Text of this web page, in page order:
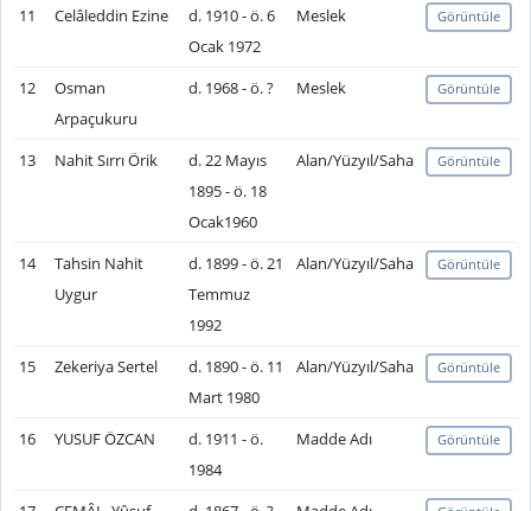
11 Celâleddin Ezine
d. 1910 - ö. 6
Ocak 1972
Meslek Görüntüle
12
Osman
Arpaçukuru
d. 1968 - ö. ? Meslek Görüntüle
13 Nahit Sırrı Örik
d. 22 Mayıs
1895 - ö. 18
Ocak1960
Alan/Yüzyıl/Saha Görüntüle
14
Tahsin Nahit
Uygur
d. 1899 - ö. 21
Temmuz
1992
Alan/Yüzyıl/Saha Görüntüle
15 Zekeriya Sertel
d. 1890 - ö. 11
Mart 1980
Alan/Yüzyıl/Saha Görüntüle
16 YUSUF ÖZCAN
d. 1911 - ö.
1984
Madde Adı Görüntüle